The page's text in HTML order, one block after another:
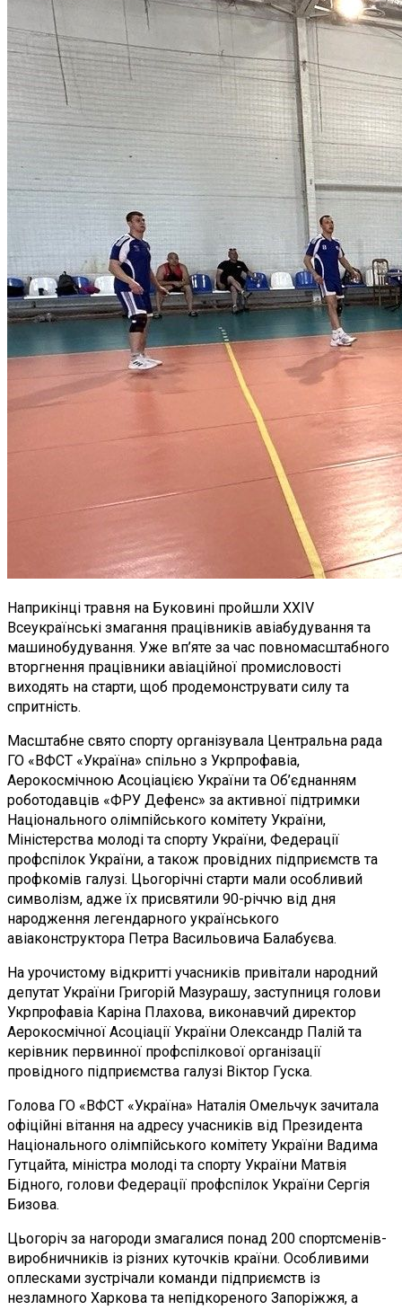
Наприкінці травня на Буковині пройшли XXIV
Всеукраїнські змагання працівників авіабудування та
машинобудування. Уже вп’яте за час повномасштабного
вторгнення працівники авіаційної промисловості
виходять на старти, щоб продемонструвати силу та
спритність.
Масштабне свято спорту організувала Центральна рада
ГО «ВФСТ «Україна» спільно з Укрпрофавіа,
Аерокосмічною Асоціацією України та Об’єднанням
роботодавців «ФРУ Дефенс» за активної підтримки
Національного олімпійського комітету України,
Міністерства молоді та спорту України, Федерації
профспілок України, а також провідних підприємств та
профкомів галузі. Цьогорічні старти мали особливий
символізм, адже їх присвятили 90-річчю від дня
народження легендарного українського
авіаконструктора Петра Васильовича Балабуєва.
На урочистому відкритті учасників привітали народний
депутат України Григорій Мазурашу, заступниця голови
Укрпрофавіа Каріна Плахова, виконавчий директор
Аерокосмічної Асоціації України Олександр Палій та
керівник первинної профспілкової організації
провідного підприємства галузі Віктор Гуска.
Голова ГО «ВФСТ «Україна» Наталія Омельчук зачитала
офіційні вітання на адресу учасників від Президента
Національного олімпійського комітету України Вадима
Гутцайта, міністра молоді та спорту України Матвія
Бідного, голови Федерації профспілок України Сергія
Бизова.
Цьогоріч за нагороди змагалися понад 200 спортсменів-
виробничників із різних куточків країни. Особливими
оплесками зустрічали команди підприємств із
незламного Харкова та непідкореного Запоріжжя, а